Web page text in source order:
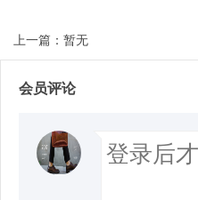
上一篇：暂无
会员评论